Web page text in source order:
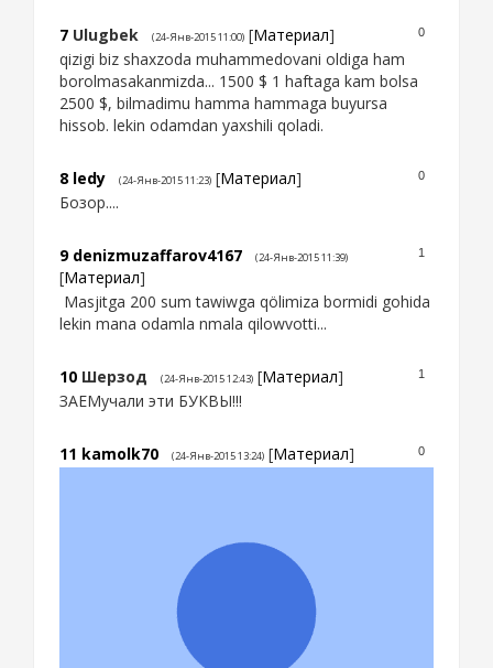
0
7 Ulugbek (24-Янв-2015 11:00) [Материал]
qizigi biz shaxzoda muhammedovani oldiga ham
borolmasakanmizda... 1500 $ 1 haftaga kam bolsa
2500 $, bilmadimu hamma hammaga buyursa
hissob. lekin odamdan yaxshili qoladi.
0
8 ledy (24-Янв-2015 11:23) [Материал]
Бозор....
1
9 denizmuzaffarov4167 (24-Янв-2015 11:39)
[Материал]
Masjitga 200 sum tawiwga qölimiza bormidi gohida
lekin mana odamla nmala qilowvotti...
1
10 Шерзод (24-Янв-2015 12:43) [Материал]
ЗАЕМучали эти БУКВЫ!!!
0
11 kamolk70 (24-Янв-2015 13:24) [Материал]